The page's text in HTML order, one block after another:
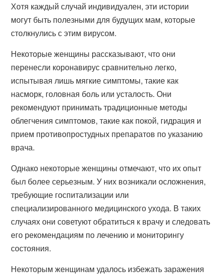
Хотя каждый случай индивидуален, эти истории
могут быть полезными для будущих мам, которые
столкнулись с этим вирусом.
Некоторые женщины рассказывают, что они
перенесли коронавирус сравнительно легко,
испытывая лишь мягкие симптомы, такие как
насморк, головная боль или усталость. Они
рекомендуют принимать традиционные методы
облегчения симптомов, такие как покой, гидрация и
прием противопростудных препаратов по указанию
врача.
Однако некоторые женщины отмечают, что их опыт
был более серьезным. У них возникали осложнения,
требующие госпитализации или
специализированного медицинского ухода. В таких
случаях они советуют обратиться к врачу и следовать
его рекомендациям по лечению и мониторингу
состояния.
Некоторым женщинам удалось избежать заражения